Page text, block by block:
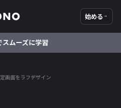
始める
ムーズに学習
画面をラフデザイン